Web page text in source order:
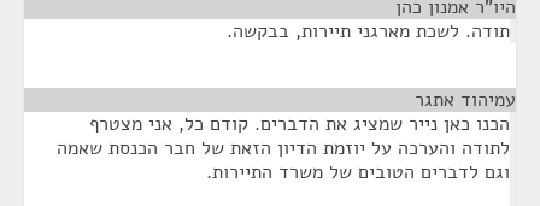
היו"ר אמנון כהן
תודה. לשכת מארגני תיירות, בבקשה.
עמיהוד אתגר
הכנו כאן נייר שמציג את הדברים. קודם כל, אני מצטרף
לתודה והערכה על יוזמת הדיון הזאת של חבר הכנסת שאמה
וגם לדברים הטובים של משרד התיירות.